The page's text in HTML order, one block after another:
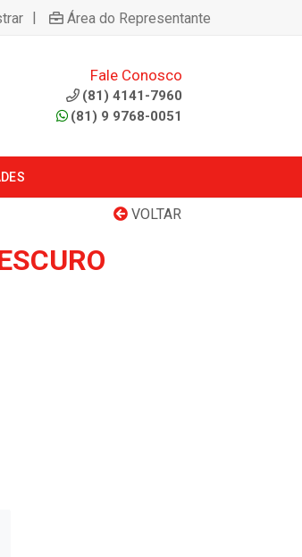
| Área do Representante
Fale Conosco
(81) 4141-7960
(81) 9 9768-0051
VOLTAR